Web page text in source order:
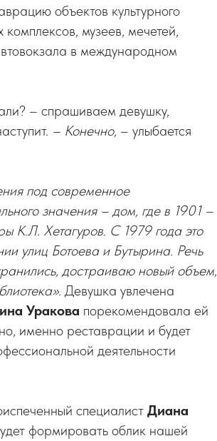
объектов культурного
музеев, мечетей,
в международном
– спрашиваем девушку,
– Конечно, – улыбается
под современное
значения – дом, где в 1901 –
К.Л. Хетагуров. С 1979 года это
улиц Ботоева и Бутырина. Речь
достраиваю новый объем,
Девушка увлечена
Уракова порекомендовала ей
именно реставрации и будет
деятельности
специалист Диана
формировать облик нашей